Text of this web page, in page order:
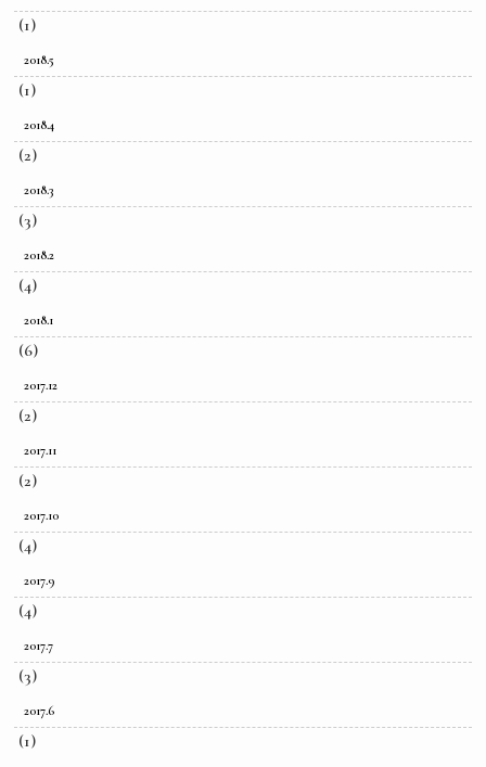
(1)
2018.5
(1)
2018.4
(2)
2018.3
(3)
2018.2
(4)
2018.1
(6)
2017.12
(2)
2017.11
(2)
2017.10
(4)
2017.9
(4)
2017.7
(3)
2017.6
(1)